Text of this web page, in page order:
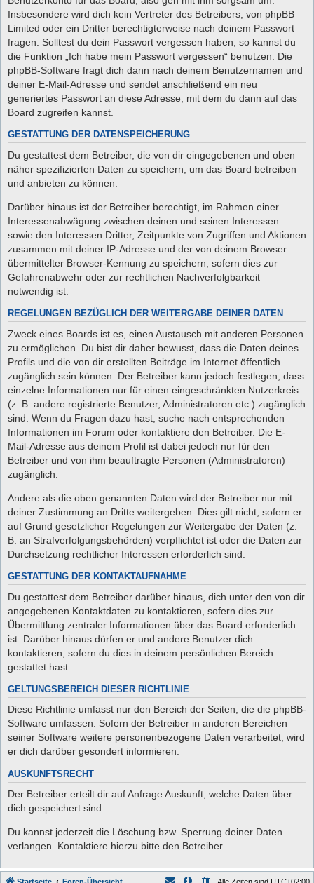
Insbesondere wird dich kein Vertreter des Betreibers, von phpBB
Limited oder ein Dritter berechtigterweise nach deinem Passwort
fragen. Solltest du dein Passwort vergessen haben, so kannst du
die Funktion „Ich habe mein Passwort vergessen“ benutzen. Die
phpBB-Software fragt dich dann nach deinem Benutzernamen und
deiner E-Mail-Adresse und sendet anschließend ein neu
generiertes Passwort an diese Adresse, mit dem du dann auf das
Board zugreifen kannst.
GESTATTUNG DER DATENSPEICHERUNG
Du gestattest dem Betreiber, die von dir eingegebenen und oben
näher spezifizierten Daten zu speichern, um das Board betreiben
und anbieten zu können.
Darüber hinaus ist der Betreiber berechtigt, im Rahmen einer
Interessenabwägung zwischen deinen und seinen Interessen
sowie den Interessen Dritter, Zeitpunkte von Zugriffen und Aktionen
zusammen mit deiner IP-Adresse und der von deinem Browser
übermittelter Browser-Kennung zu speichern, sofern dies zur
Gefahrenabwehr oder zur rechtlichen Nachverfolgbarkeit
notwendig ist.
REGELUNGEN BEZÜGLICH DER WEITERGABE DEINER DATEN
Zweck eines Boards ist es, einen Austausch mit anderen Personen
zu ermöglichen. Du bist dir daher bewusst, dass die Daten deines
Profils und die von dir erstellten Beiträge im Internet öffentlich
zugänglich sein können. Der Betreiber kann jedoch festlegen, dass
einzelne Informationen nur für einen eingeschränkten Nutzerkreis
(z. B. andere registrierte Benutzer, Administratoren etc.) zugänglich
sind. Wenn du Fragen dazu hast, suche nach entsprechenden
Informationen im Forum oder kontaktiere den Betreiber. Die E-
Mail-Adresse aus deinem Profil ist dabei jedoch nur für den
Betreiber und von ihm beauftragte Personen (Administratoren)
zugänglich.
Andere als die oben genannten Daten wird der Betreiber nur mit
deiner Zustimmung an Dritte weitergeben. Dies gilt nicht, sofern er
auf Grund gesetzlicher Regelungen zur Weitergabe der Daten (z.
B. an Strafverfolgungsbehörden) verpflichtet ist oder die Daten zur
Durchsetzung rechtlicher Interessen erforderlich sind.
GESTATTUNG DER KONTAKTAUFNAHME
Du gestattest dem Betreiber darüber hinaus, dich unter den von dir
angegebenen Kontaktdaten zu kontaktieren, sofern dies zur
Übermittlung zentraler Informationen über das Board erforderlich
ist. Darüber hinaus dürfen er und andere Benutzer dich
kontaktieren, sofern du dies in deinem persönlichen Bereich
gestattet hast.
GELTUNGSBEREICH DIESER RICHTLINIE
Diese Richtlinie umfasst nur den Bereich der Seiten, die die phpBB-
Software umfassen. Sofern der Betreiber in anderen Bereichen
seiner Software weitere personenbezogene Daten verarbeitet, wird
er dich darüber gesondert informieren.
AUSKUNFTSRECHT
Der Betreiber erteilt dir auf Anfrage Auskunft, welche Daten über
dich gespeichert sind.
Du kannst jederzeit die Löschung bzw. Sperrung deiner Daten
verlangen. Kontaktiere hierzu bitte den Betreiber.